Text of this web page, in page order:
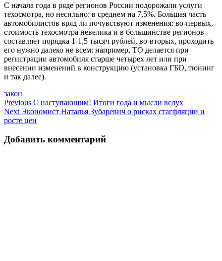
С начала года в ряде регионов России подорожали услуги
техосмотра, но несильно: в среднем на 7,5%. Большая часть
автомобилистов вряд ли почувствуют изменения: во-первых,
стоимость техосмотра невелика и в большинстве регионов
составляет порядка 1-1,5 тысяч рублей, во-вторых, проходить
его нужно далеко не всем: например, ТО делается при
регистрации автомобиля старше четырех лет или при
внесении изменений в конструкцию (установка ГБО, тюнинг
и так далее).
закон
Навигация
по
Previous С наступающим! Итоги года и мысли вслух
Next Экономист Наталья Зубаревич о рисках стагфляции и
росте цен
Добавить комментарий